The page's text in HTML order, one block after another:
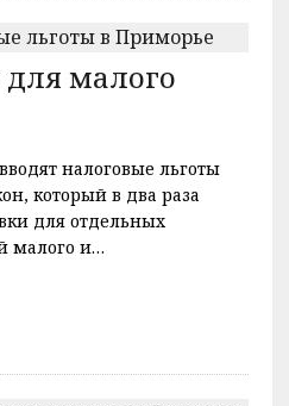
малого
налоговые льготы
который в два раза
для отдельных
малого и…